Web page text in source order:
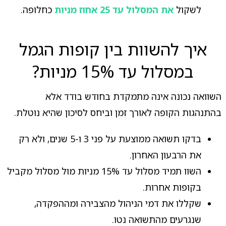
לשקול את המסלול עד 25 אחוז מניות כחלופה.
איך להשוות בין קופות הגמל
במסלול עד 15% מניות?
השוואה נכונה אינה מתמקדת בחודש בודד אלא
בהתנהגות הקופה לאורך זמן וביחס לסיכון שהיא נוטלת.
בדקו תשואה ממוצעת על פני 3 ו-5 שנים, ולא רק
את הרבעון האחרון.
השוו תמיד מסלול עד 15% מניות מול מסלול מקביל
בקופות אחרות.
שקללו את דמי הניהול מהצבירה ומההפקדה,
שנגרעים מהתשואה נטו.